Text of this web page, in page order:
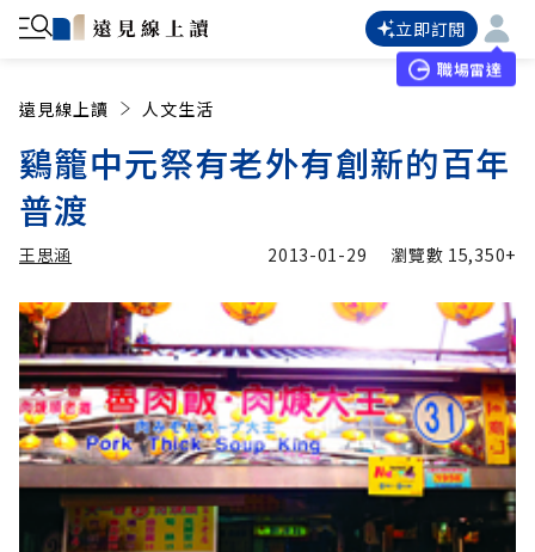
立即訂閱
職場雷達
遠見線上讀 人文生活
鷄籠中元祭有老外有創新的百年
普渡
王思涵
王思涵 加入追蹤
2013-01-29 瀏覽數 15,350+